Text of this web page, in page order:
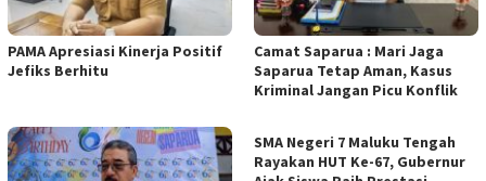
PAMA Apresiasi Kinerja Positif
Jefiks Berhitu
Camat Saparua : Mari Jaga
Saparua Tetap Aman, Kasus
Kriminal Jangan Picu Konflik
SMA Negeri 7 Maluku Tengah
Rayakan HUT Ke-67, Gubernur